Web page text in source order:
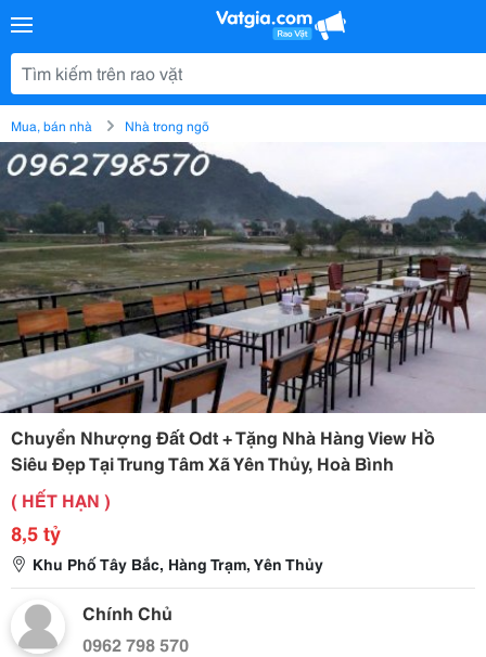
Mua, bán nhà Nhà trong ngõ
Chuyển Nhượng Đất Odt + Tặng Nhà Hàng View Hồ
Siêu Đẹp Tại Trung Tâm Xã Yên Thủy, Hoà Bình
( HẾT HẠN )
8,5 tỷ
Khu Phố Tây Bắc, Hàng Trạm, Yên Thủy
Chính Chủ
0962 798 570